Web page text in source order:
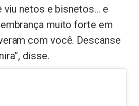
viu netos e bisnetos… e
muito forte em
com você. Descanse
disse.